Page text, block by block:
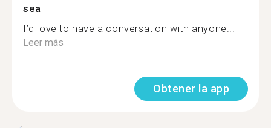
sea
I’d love to have a conversation with anyone...
Leer más
Obtener la app